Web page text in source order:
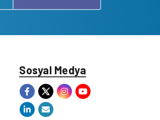
Sosyal Medya